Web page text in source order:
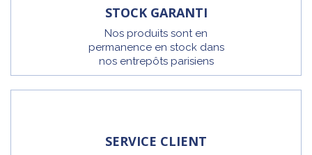
STOCK GARANTI
Nos produits sont en
permanence en stock dans
nos entrepôts parisiens
SERVICE CLIENT